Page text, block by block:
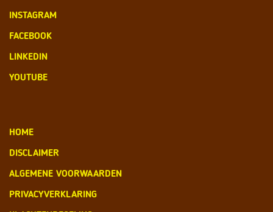
INSTAGRAM
FACEBOOK
LINKEDIN
YOUTUBE
HOME
DISCLAIMER
ALGEMENE VOORWAARDEN
PRIVACYVERKLARING